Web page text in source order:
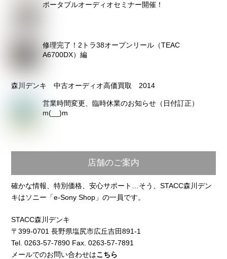
ポータブルオーディオセミナー開催！
修理完了！2トラ38オープンリール（TEAC
A6700DX）編
森川デンキ 中古オーディオ高価買取 2014
営業時間変更、臨時休業のお知らせ（日付訂正）
m(__)m
店舗のご案内
確かな情報、特別価格、安心サポート…そう、STACC森川デン
キはソニー「e-Sony Shop」の一員です。
STACC森川デンキ
〒399-0701 長野県塩尻市広丘吉田891-1
Tel. 0263-57-7890 Fax. 0263-57-7891
メールでのお問い合わせはこちら